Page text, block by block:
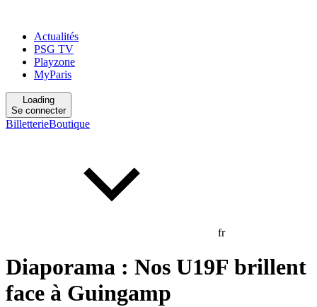
Actualités
PSG TV
Playzone
MyParis
Loading
Se connecter
BilletterieBoutique
fr
Diaporama : Nos U19F brillent
face à Guingamp